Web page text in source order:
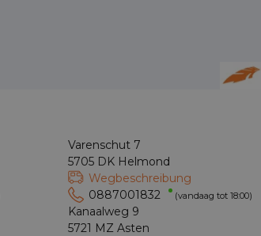
Varenschut 7
5705 DK Helmond
Wegbeschreibung
0887001832
(vandaag tot 18:00)
Kanaalweg 9
5721 MZ Asten